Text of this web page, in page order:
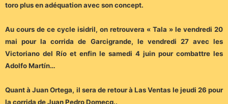
toro plus en adéquation avec son concept.
Au cours de ce cycle isidril, on retrouvera « Tala » le vendredi 20
mai pour la corrida de Garcigrande, le vendredi 27 avec les
Victoriano del Río et enfin le samedi 4 juin pour combattre les
Adolfo Martín…
Quant à Juan Ortega, il sera de retour à Las Ventas le jeudi 26 pour
la corrida de Juan Pedro Domecq..